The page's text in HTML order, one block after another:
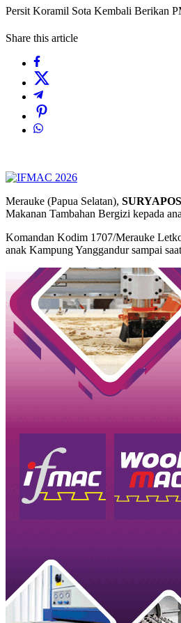
Persit Koramil Sota Kembali Berikan
Share this article
Merauke (Papua Selatan),
Makanan Tambahan Bergizi kepada
Komandan Kodim 1707/Merauke
anak Kampung Yanggandur sampai